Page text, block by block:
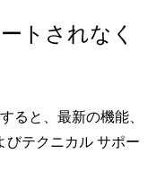
トされなく
と、最新の機能、
びテクニカル サポー